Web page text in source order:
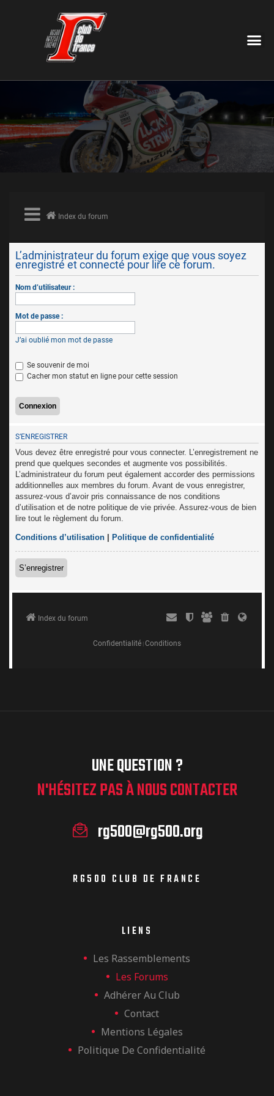
UNE QUESTION ?
N'HÉSITEZ PAS À NOUS CONTACTER
rg500@rg500.org
RG500 CLUB DE FRANCE
LIENS
Les Rassemblements
Les Forums
Adhérer Au Club
Contact
Mentions Légales
Politique De Confidentialité